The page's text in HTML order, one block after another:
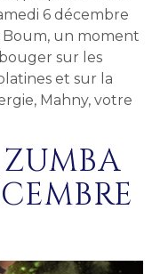
6 décembre
Boum, un moment
sur les
et sur la
Mahny, votre